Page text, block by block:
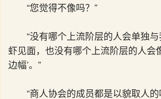
“您觉得不像吗？”
“没有哪个上流阶层的人会单独
虾见面，也没有哪个上流阶层的人会
边幅’。”
“商人协会的成员都是以貌取人的